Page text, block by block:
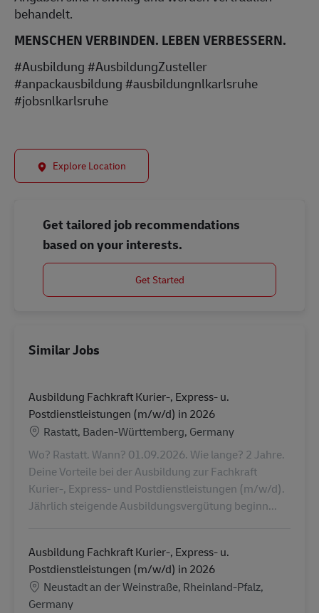
behandelt.
MENSCHEN VERBINDEN. LEBEN VERBESSERN.
#Ausbildung #AusbildungZusteller
#anpackausbildung #ausbildungnlkarlsruhe
#jobsnlkarlsruhe
Explore Location
Get tailored job recommendations
based on your interests.
Get Started
Similar Jobs
Ausbildung Fachkraft Kurier-, Express- u.
Postdienstleistungen (m/w/d) in 2026
Location
Rastatt, Baden-Württemberg, Germany
Wo? Rastatt. Wann? 01.09.2026. Wie lange? 2 Jahre.
Deine Vorteile bei der Ausbildung zur Fachkraft
Kurier-, Express- und Postdienstleistungen (m/w/d).
Jährlich steigende Ausbildungsvergütung beginn...
Ausbildung Fachkraft Kurier-, Express- u.
Postdienstleistungen (m/w/d) in 2026
Location
Neustadt an der Weinstraße, Rheinland-Pfalz,
Germany